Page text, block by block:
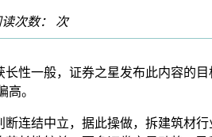
次数： 次
一般，证券之星发布此内容的目
高。
结中立，据此操做，拆建筑材行